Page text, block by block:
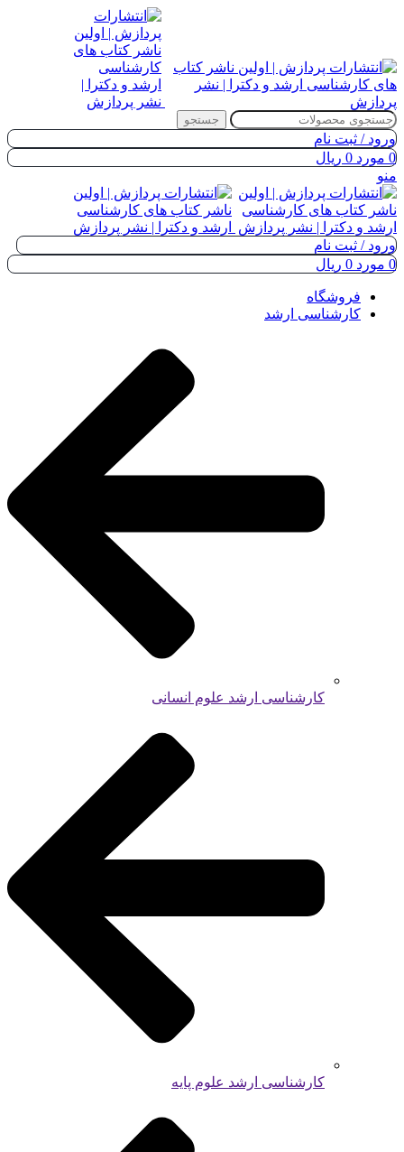
جستجو
ورود / ثبت نام
0 مورد 0 ریال
منو
ورود / ثبت نام
0 مورد 0 ریال
فروشگاه
کارشناسی ارشد
کارشناسی ارشد علوم انسانی
کارشناسی ارشد علوم پایه